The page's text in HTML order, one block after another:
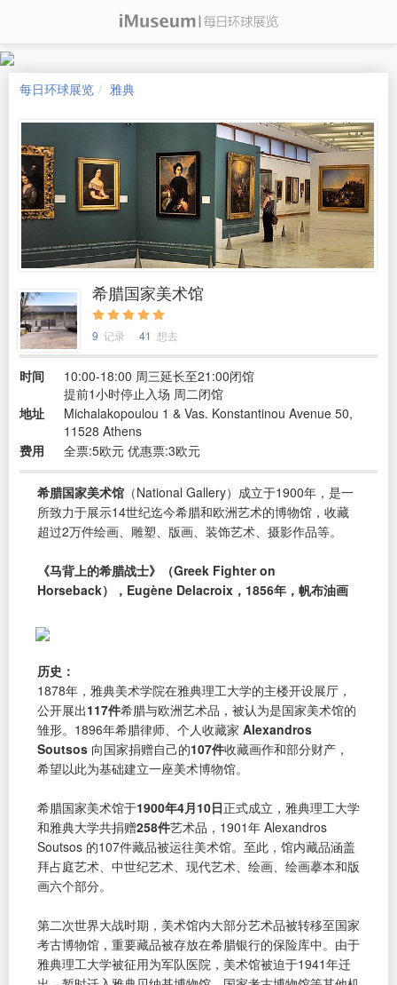
每日环球展览 雅典
希腊国家美术馆
9 记录 41 想去
时间
10:00-18:00 周三延长至21:00闭馆
提前1小时停止入场 周二闭馆
地址
Michalakopoulou 1 & Vas. Konstantinou Avenue 50,
11528 Athens
费用
全票:5欧元 优惠票:3欧元
希腊国家美术馆 （National Gallery）成立于1900年，是一
所致力于展示14世纪迄今希腊和欧洲艺术的博物馆，收藏
超过2万件绘画、雕塑、版画、装饰艺术、摄影作品等。
《马背上的希腊战士》（Greek Fighter on
Horseback），Eugène Delacroix，1856年，帆布油画
历史：
1878年，雅典美术学院在雅典理工大学的主楼开设展厅，
公开展出117件希腊与欧洲艺术品，被认为是国家美术馆的
雏形。1896年希腊律师、个人收藏家 Alexandros
Soutsos 向国家捐赠自己的107件收藏画作和部分财产，
希望以此为基础建立一座美术博物馆。
希腊国家美术馆于1900年4月10日正式成立，雅典理工大学
和雅典大学共捐赠258件艺术品，1901年 Alexandros
Soutsos 的107件藏品被运往美术馆。至此，馆内藏品涵盖
拜占庭艺术、中世纪艺术、现代艺术、绘画、绘画摹本和版
画六个部分。
第二次世界大战时期，美术馆内大部分艺术品被转移至国家
考古博物馆，重要藏品被存放在希腊银行的保险库中。由于
雅典理工大学被征用为军队医院，美术馆被迫于1941年迁